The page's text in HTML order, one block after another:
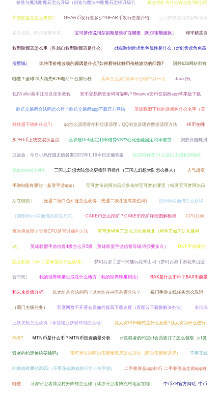
创造与魔法附魔石怎么升级（创造与魔法中附魔石怎样升级?） 锁仓挖矿为什么有收益?锁仓挖
矿的收益是怎么来的? GEAR币发行量多少?GEAR币发行总量介绍 宝可梦传说阿尔宙斯薄荷
多久成熟（阿尔宙斯草系） 宝可梦传说阿尔宙斯坚坚矿在哪里（阿尔宙斯固执） 和平精英自
救型除颤器怎么用（吃鸡自救型除颤器是什么） cf端游剑齿虎角色属性是什么（cf剑齿虎角色高
清壁纸） 比特币价格波动的原因是什么?如何看待比特币价格波动的问题? 国外b2b网站都有
哪些？全球20大领先B2B电商平台排行榜 卖车怎么卖?卖车平台哪个好一点 Jaxx(钱
包)Wallet新手注册及使用教程 安币交易所安全吗可靠吗？Binance安币交易所app苹果版下载
欧亿交易所合法吗怎么样？欧亿交易所app下载官方网站 英雄联盟下棋的游戏叫什么名字（英
雄联盟下棋叫什么?） qq怎么清理缓存和垃圾清理，QQ浏览器缓存数据清理方法 HI币在哪
买?HI币上线交易所盘点 区块链Defi固定利率借贷VS中心化金融固定利率借贷 蚂蚁庄园杭州
亚运会，今日小鸡庄园正确答案2022年1.19今日正确答案 区块链科普:什么是以太坊私钥储存
(Keystore)文件? 三国志幻想大陆怎么更换阵容操作（三国志幻想大陆怎么换人） 人气超变
手游bt版有哪些（超变手游app） 宝可梦传说阿尔宙斯多余的宝可梦在哪里（精灵宝可梦阿尔宙
斯在哪抓） 光遇二级白色斗篷怎么获得（光遇二级斗篷有黑色吗） 阴阳师两面佛怎么获得
（阴阳师ssr两面佛的获取方式） CAKE币怎么挖矿？CAKE币挖矿详细图解教程 CPU如何
查询保修期？查看CPU是否过保的方法 宝可梦鲤鱼王怎么进化暴鲤龙（鲤鱼王如何进化暴鲤
龙） 英雄联盟手游信誉4级怎么升5级（英雄联盟手游信誉等级4到5要多久） DNF手游泰拉
怎么获得（dnf手游泰拉石怎么获得） 梦幻西游手游平民能玩花果山吗（梦幻西游手游花果山适
合平民） 我的世界蜂巢生成在什么地方（我的世界蜂巢用法） BAX是什么币种？BAX币前景
和未来价值分析 以太坊是合法的吗？以太坊在中国是否合法？ 蜀门手游支线任务怎么取消
（蜀门主线任务） 百度网盘不开通会员如何提高下载速度（百度云下载慢解决办法） 泰拉瑞
亚妖灵瓶怎么获得（泰拉瑞亚妖精铃铛怎么做） 以太坊POS模式是什么意思?以太坊为什么进行
PoS? MTN币是什么币？MTN币投资前景分析 cf灵狐者的约定cf会员签订了怎么领取（cf灵
狐者的约定签约要钱吗） 宝可梦传说阿尔宙斯魔尼尼怎么进化（阿尔宙斯和谱尼） 不用花钱
的游戏有哪些2023（不用花钱游戏排行前十名手游） 二手奢侈品app排行 二手奢侈品交易app有
哪些 冰原守卫者博克村升降梯怎么修（冰原守卫者博克村地宫在哪） 中币ZB官方网站_中币